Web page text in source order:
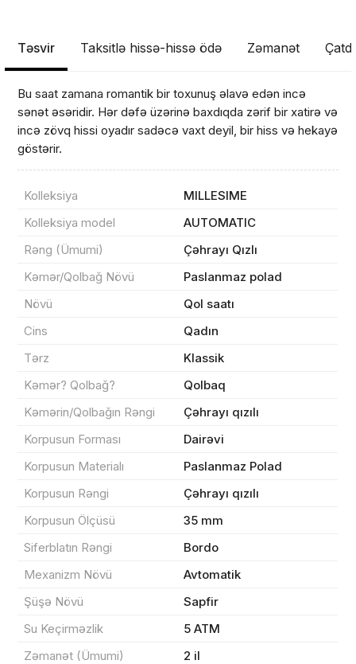
Təsvir Taksitlə hissə-hissə ödə Zəmanət
Bu saat zamana romantik bir toxunuş əlavə edən incə
sənət əsəridir. Hər dəfə üzərinə baxdıqda zərif bir xatirə və
incə zövq hissi oyadır sadəcə vaxt deyil, bir hiss və hekayə
göstərir.
Kolleksiya
MILLESIME
Kolleksiya model
AUTOMATIC
Rəng (Ümumi)
Çəhrayı Qızlı
Kəmər/Qolbağ Növü
Paslanmaz polad
Növü
Qol saatı
Cins
Qadın
Tərz
Klassik
Kəmər? Qolbağ?
Qolbaq
Kəmərin/Qolbağın Rəngi
Çəhrayı qızılı
Korpusun Forması
Dairəvi
Korpusun Materialı
Paslanmaz Polad
Korpusun Rəngi
Çəhrayı qızılı
Korpusun Ölçüsü
35 mm
Siferblatın Rəngi
Bordo
Mexanizm Növü
Avtomatik
Şüşə Növü
Sapfir
Su Keçirməzlik
5 ATM
Zəmanət (Ümumi)
2 il
Məhsul(lar) səbətə əlavə edildi
Sifarişin detalları
Məhsul toplam(0)
Endirim
Yekun məbləğ
Alış-verişə davam et
OK